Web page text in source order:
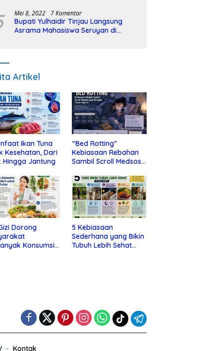
Mei 8, 2022 7 Komentar
Bupati Yulhaidir Tinjau Langsung
Asrama Mahasiswa Seruyan di
Artikel
Ikan Tuna
Kesehatan, Dari
Hingga Jantung
“Bed Rotting”
Kebiasaan Rebahan
Sambil Scroll Medsos
Depresi
Dorong
Konsumsi
5 Kebiasaan
Sederhana yang Bikin
Tubuh Lebih Sehat
Kontak